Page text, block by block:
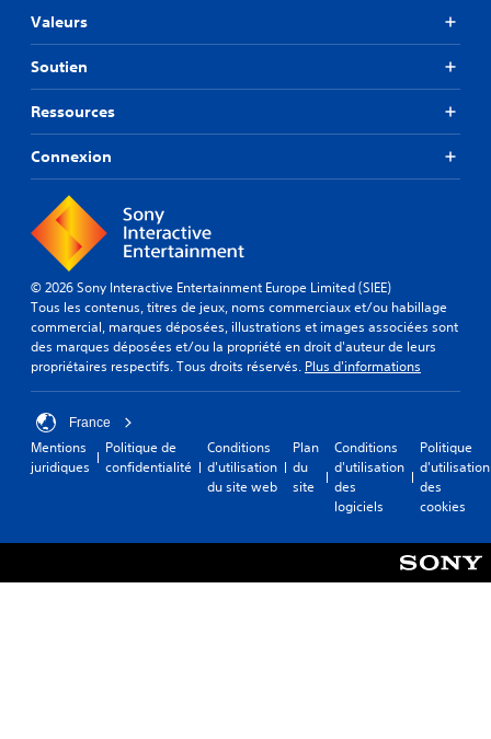
Valeurs
Soutien
Ressources
Connexion
© 2026 Sony Interactive Entertainment Europe Limited (SIEE)
Tous les contenus, titres de jeux, noms commerciaux et/ou habillage
commercial, marques déposées, illustrations et images associées sont
des marques déposées et/ou la propriété en droit d'auteur de leurs
propriétaires respectifs. Tous droits réservés. Plus d'informations
France
Mentions
juridiques
Politique de
confidentialité
Conditions
d'utilisation
du site web
Plan
du
site
Conditions
d'utilisation
des
logiciels
Politique
d'utilisation
des
cookies